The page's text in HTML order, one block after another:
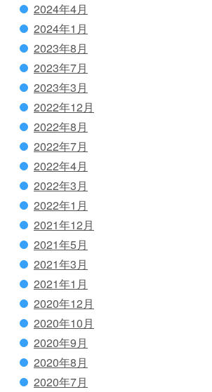
2024年4月
2024年1月
2023年8月
2023年7月
2023年3月
2022年12月
2022年8月
2022年7月
2022年4月
2022年3月
2022年1月
2021年12月
2021年5月
2021年3月
2021年1月
2020年12月
2020年10月
2020年9月
2020年8月
2020年7月